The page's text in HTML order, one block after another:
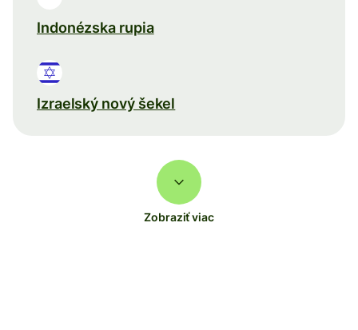
Indonézska rupia
Izraelský nový šekel
Zobraziť viac